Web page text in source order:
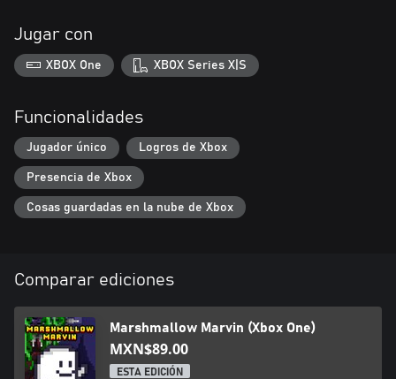
Jugar con
XBOX One XBOX Series X|S
Funcionalidades
Jugador único Logros de Xbox
Presencia de Xbox
Cosas guardadas en la nube de Xbox
Comparar ediciones
Marshmallow Marvin (Xbox One)
MXN$89.00
ESTA EDICIÓN